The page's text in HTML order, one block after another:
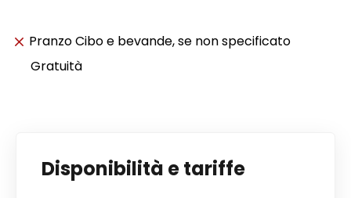
Pranzo Cibo e bevande, se non specificato
Gratuità
Disponibilità e tariffe